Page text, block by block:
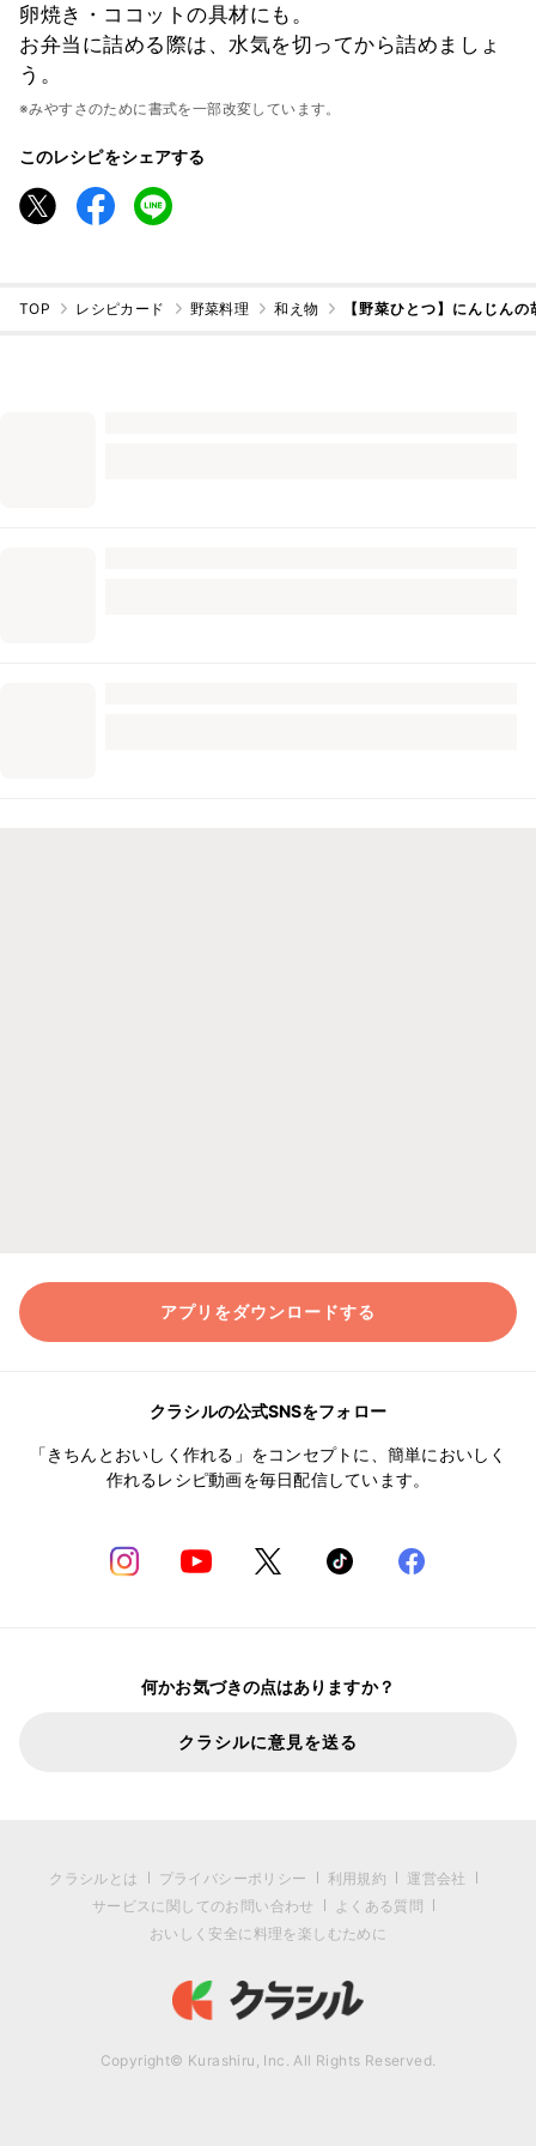
卵焼き・ココットの具材にも。
お弁当に詰める際は、水気を切ってから詰めましょ
う。
※みやすさのために書式を一部改変しています。
このレシピをシェアする
TOP レシピカード 野菜料理 和え物 【野菜ひとつ】にんじん
アプリをダウンロードする
クラシルの公式SNSをフォロー
「きちんとおいしく作れる」をコンセプトに、簡単においしく
作れるレシピ動画を毎日配信しています。
何かお気づきの点はありますか？
クラシルに意見を送る
クラシルとは プライバシーポリシー 利用規約
運営会社
サービスに関してのお問い合わせ
よくある質問
おいしく安全に料理を楽しむために
Copyright© Kurashiru, Inc. All Rights Reserved.